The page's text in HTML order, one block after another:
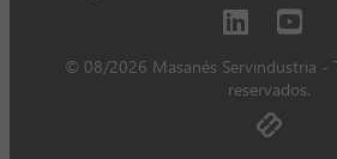
© 08/2026 Masanés Servindustria -
reservados.